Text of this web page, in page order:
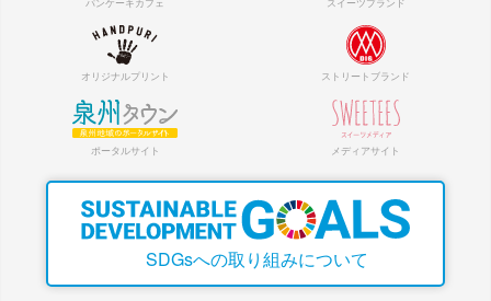
SDGsへの取り組みについて